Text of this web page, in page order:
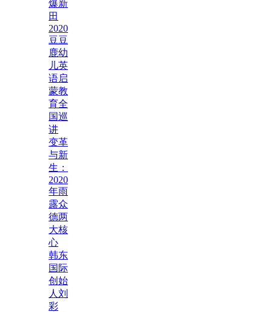
爆新
田
2020
豆豆
鹿幼
儿英
语启
蒙教
育全
国巡
讲
变革
与新
生：
2020
年雨
露众
德两
大核
心
韩东
国际
创始
人刘
彩